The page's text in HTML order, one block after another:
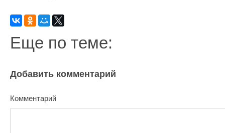
Еще по теме:
Добавить комментарий
Комментарий